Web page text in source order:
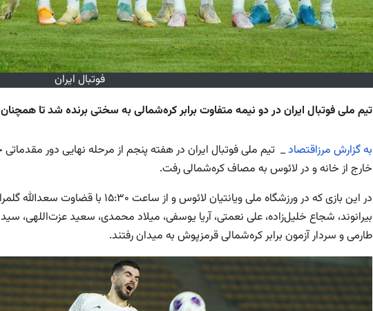
فوتبال ایران
تیم ملی فوتبال ایران در دو نیمه متفاوت برابر کره‌شمالی به سختی برنده شد تا
به گزارش مرزاقتصاد
خارج از خانه و در لائوس به مصاف کره‌شمالی رفت.
در این بازی که در ورزشگاه ملی ویانتیان
بیرانوند، شجاع خلیل‌زاده، علی نعمتی، آریا یوسفی، میلاد محمدی، سعید
طارمی و سردار آزمون برابر کره‌شمالی قرمزپوش به میدان رفتند.